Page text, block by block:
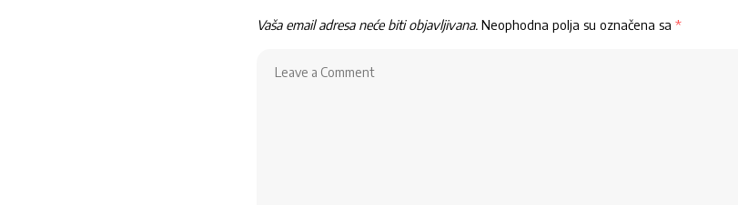
Vaša email adresa neće biti objavljivana. Neophodna polja su označena sa *